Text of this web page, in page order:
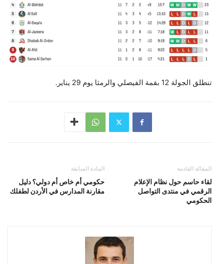
تنطلق الجولة 12 بقمة الفيصلي والرمثا يوم 29 يناير.​
المادة السابقة
حكومي أم خاص أم دولي؟ دليل
مقارنة المدارس في الأردن لطفلك
المقالة القادمة
لقاء حاسم حول نظام الإعلام
الرقمي في منتدى التواصل
الحكومي